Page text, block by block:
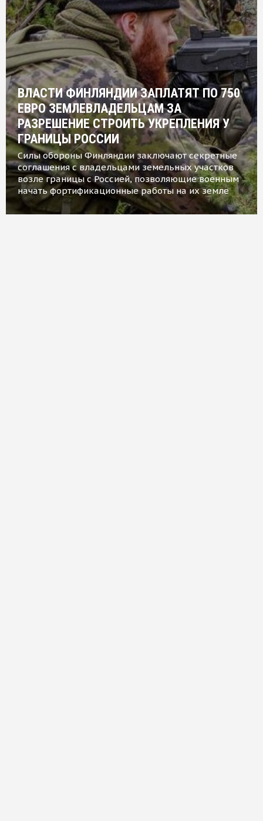
ВЛАСТИ ФИНЛЯНДИИ ЗАПЛАТЯТ ПО 750
ЕВРО ЗЕМЛЕВЛАДЕЛЬЦАМ ЗА
РАЗРЕШЕНИЕ СТРОИТЬ УКРЕПЛЕНИЯ У
ГРАНИЦЫ РОССИИ
Силы обороны Финляндии заключают секретные
соглашения с владельцами земельных участков
возле границы с Россией, позволяющие военным
начать фортификационные работы на их земле